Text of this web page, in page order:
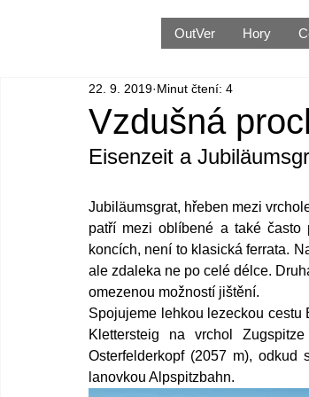
OutVer Hory
Vzdušná
22. 9. 2019 Minut čtení: 4
Eisenzeit a
Jubiläumsgrat, hřeben mezi
patří mezi oblíbené a také často
koncích, není to klasická ferrata.
ale zdaleka ne po celé délce.
omezenou možností jištění.
Spojujeme lehkou lezeckou cestu
Klettersteig na vrchol
Osterfelderkopf (2057 m),
lanovkou Alpspitzbahn.